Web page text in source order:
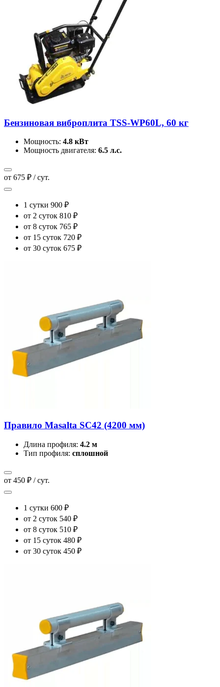
Бензиновая виброплита TSS-WP60L, 60 кг
Мощность: 4.8 кВт
Мощность двигателя: 6.5 л.с.
от 675 ₽ / сут.
1 сутки 900 ₽
от 2 суток 810 ₽
от 8 суток 765 ₽
от 15 суток 720 ₽
от 30 суток 675 ₽
Правило Masalta SC42 (4200 мм)
Длина профиля: 4.2 м
Тип профиля: сплошной
от 450 ₽ / сут.
1 сутки 600 ₽
от 2 суток 540 ₽
от 8 суток 510 ₽
от 15 суток 480 ₽
от 30 суток 450 ₽